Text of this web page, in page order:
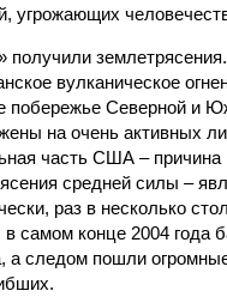
угрожающих
получили
вулканическое
побережье Северной и
на очень активных
часть США –
средней силы –
раз в несколько
в самом конце 2004 года
а следом пошли